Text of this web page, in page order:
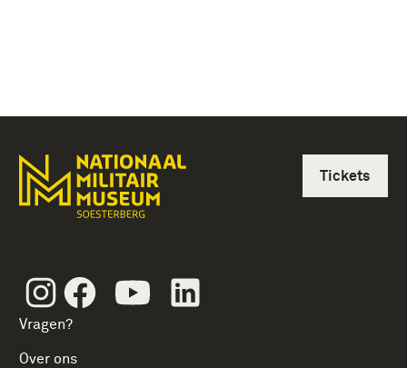
InstagramFacebookYoutube
Vragen?
Over ons
Tickets